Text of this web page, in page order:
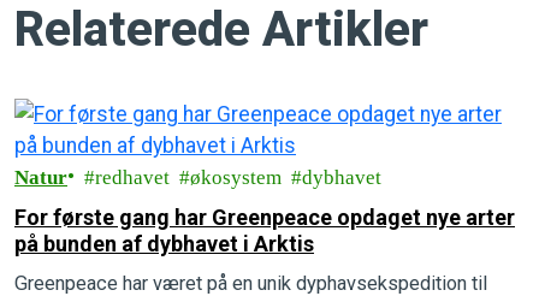
Relaterede Artikler
Natur redhavet økosystem dybhavet
For første gang har Greenpeace opdaget nye arter
på bunden af dybhavet i Arktis
Greenpeace har været på en unik dyphavsekspedition til